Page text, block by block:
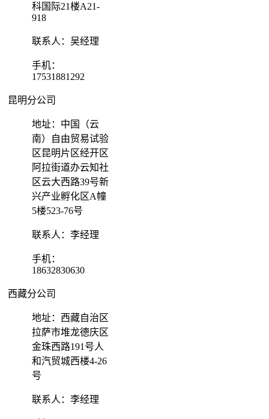
科国际21楼A21-
918
联系人：吴经理
手机：
17531881292
昆明分公司
地址：中国（云
南）自由贸易试验
区昆明片区经开区
阿拉街道办云知社
区云大西路39号新
兴产业孵化区A幢
5楼523-76号
联系人：李经理
手机：
18632830630
西藏分公司
地址：西藏自治区
拉萨市堆龙德庆区
金珠西路191号人
和汽贸城西楼4-26
号
联系人：李经理